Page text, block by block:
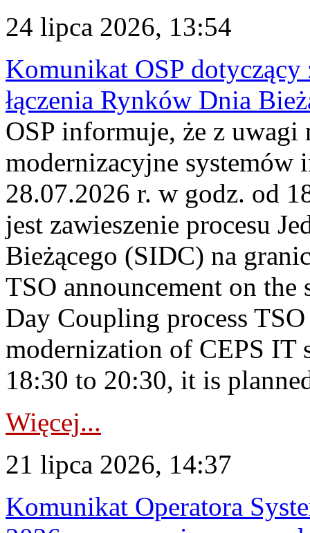
24 lipca 2026, 13:54
Komunikat OSP dotyczący
łączenia Rynków Dnia
OSP informuje, że z uwagi
modernizacyjne
28.07.2026 r. w godz. od
jest zawieszenie procesu
Bieżącego (SIDC) na
TSO announcement on
Day Coupling process
modernization of CEPS IT
18:30 to 20:30, it is
Więcej...
21 lipca 2026, 14:37
Komunikat Operatora